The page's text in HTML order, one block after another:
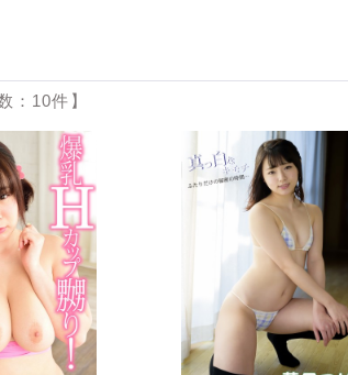
10件】